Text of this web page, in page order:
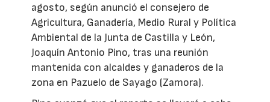
agosto, según anunció el consejero de
Agricultura, Ganadería, Medio Rural y Política
Ambiental de la Junta de Castilla y León,
Joaquín Antonio Pino, tras una reunión
mantenida con alcaldes y ganaderos de la
zona en Pazuelo de Sayago (Zamora).